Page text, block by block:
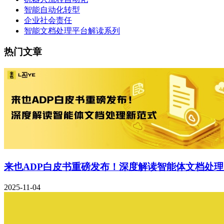
智能自动化转型
企业社会责任
智能文档处理平台解读系列
热门文章
来也ADP白皮书重磅发布！深度解读智能体文档处
2025-11-04